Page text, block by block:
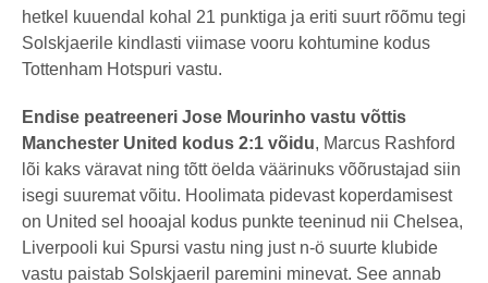
hetkel kuuendal kohal 21 punktiga ja eriti suurt rõõmu tegi
Solskjaerile kindlasti viimase vooru kohtumine kodus
Tottenham Hotspuri vastu.
Endise peatreeneri Jose Mourinho vastu võttis
Manchester United kodus 2:1 võidu, Marcus Rashford
lõi kaks väravat ning tõtt öelda väärinuks võõrustajad siin
isegi suuremat võitu. Hoolimata pidevast koperdamisest
on United sel hooajal kodus punkte teeninud nii Chelsea,
Liverpooli kui Spursi vastu ning just n-ö suurte klubide
vastu paistab Solskjaeril paremini minevat. See annab